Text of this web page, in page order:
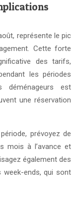
représente le pic
Cette forte
des tarifs,
les périodes
déménageurs est
une réservation
prévoyez de
mois à l’avance et
également des
week-ends, qui sont